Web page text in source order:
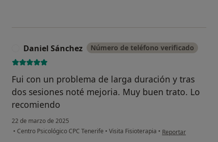
Daniel Sánchez Número de teléfono verificado
Fui con un problema de larga duración y tras
dos sesiones noté mejoria. Muy buen trato. Lo
recomiendo
22 de marzo de 2025
• Centro Psicológico CPC Tenerife • Visita Fisioterapia • en opinión del
Reportar